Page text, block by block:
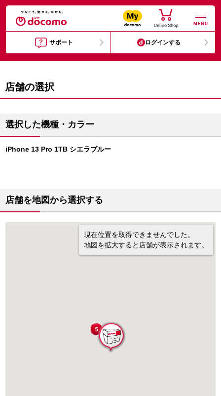
MENU
サポート ログインする
店舗の選択
選択した機種・カラー
iPhone 13 Pro 1TB シエラブルー
店舗を地図から選択する
現在位置を取得できませんでした。
地図を拡大すると店舗が表示されます。